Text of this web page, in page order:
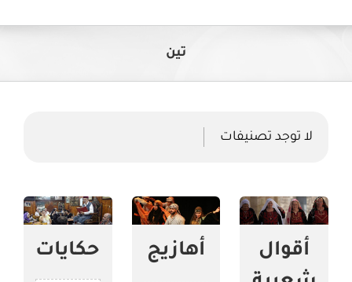
تين
لا توجد تصنيفات
أقوال
أهازيج حكايات